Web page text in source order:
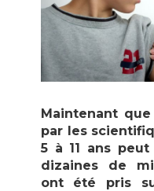
Maintenant
par les
5 à 11 ans
dizaines de
ont été pris